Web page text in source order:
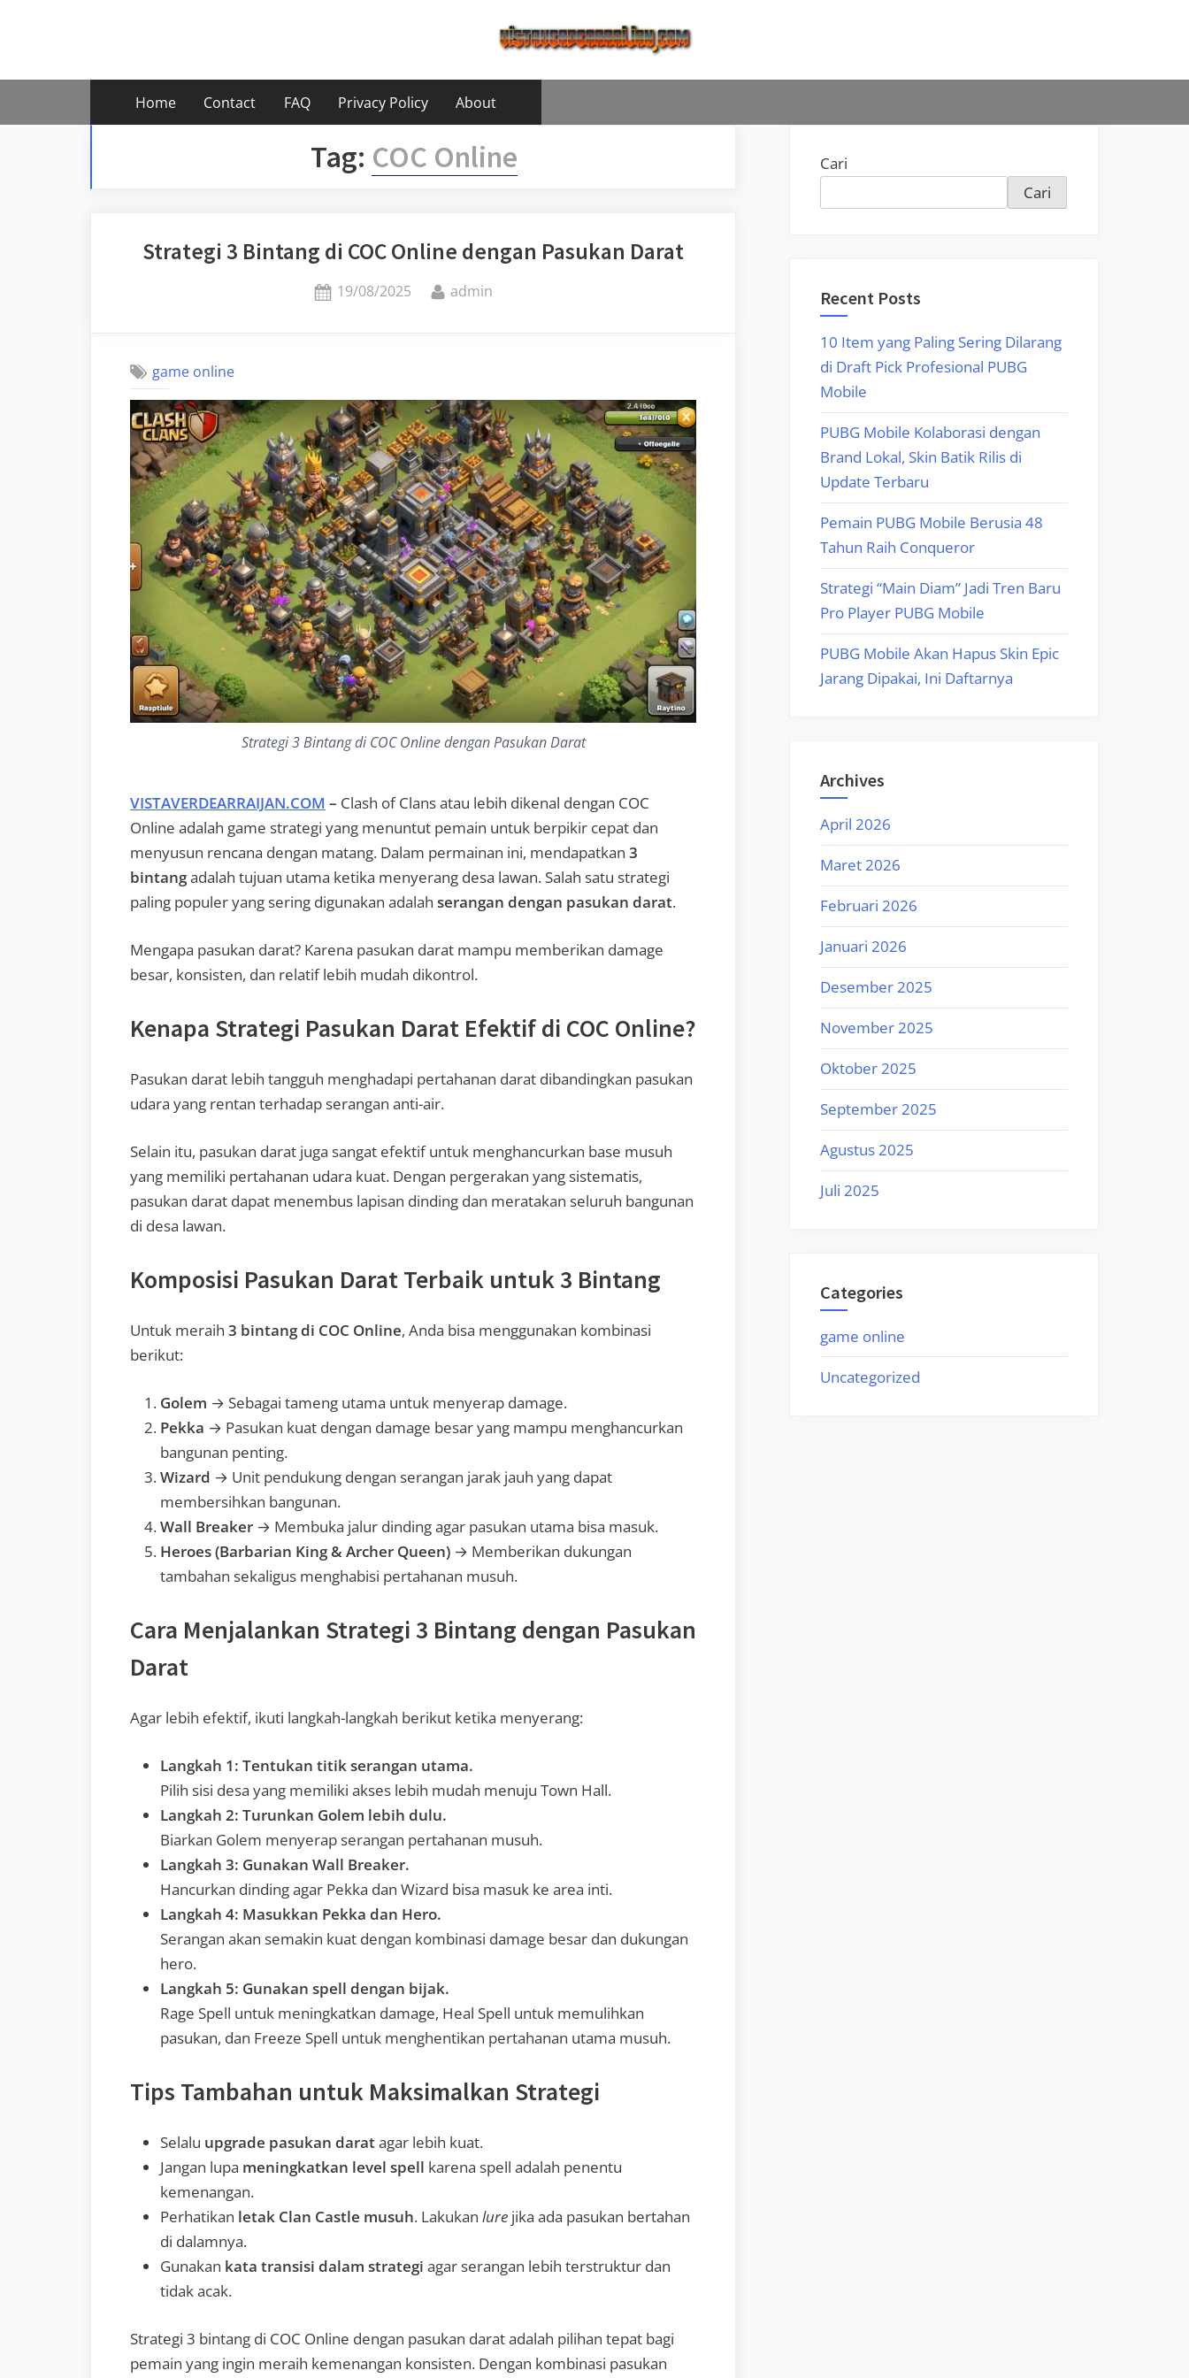
Home Contact FAQ Privacy Policy About
Tag: COC Online
Strategi 3 Bintang di COC Online dengan Pasukan Darat
Posted
19/08/2025 By
admin
game online
Strategi 3 Bintang di COC Online dengan Pasukan Darat
VISTAVERDEARRAIJAN.COM – Clash of Clans atau lebih dikenal dengan COC
Online adalah game strategi yang menuntut pemain untuk berpikir cepat dan
menyusun rencana dengan matang. Dalam permainan ini, mendapatkan 3
bintangadalah tujuan utama ketika menyerang desa lawan. Salah satu strategi
paling populer yang sering digunakan adalah serangan dengan pasukan darat.
Mengapa pasukan darat? Karena pasukan darat mampu memberikan damage
besar, konsisten, dan relatif lebih mudah dikontrol.
Kenapa Strategi Pasukan Darat Efektif di COC Online?
Pasukan darat lebih tangguh menghadapi pertahanan darat dibandingkan pasukan
udara yang rentan terhadap serangan anti-air.
Selain itu, pasukan darat juga sangat efektif untuk menghancurkan base musuh
yang memiliki pertahanan udara kuat. Dengan pergerakan yang sistematis,
pasukan darat dapat menembus lapisan dinding dan meratakan seluruh bangunan
di desa lawan.
Komposisi Pasukan Darat Terbaik untuk 3 Bintang
Untuk meraih 3 bintang di COC Online, Anda bisa menggunakan kombinasi
berikut:
Golem → Sebagai tameng utama untuk menyerap damage.
Pekka → Pasukan kuat dengan damage besar yang mampu menghancurkan
bangunan penting.
Wizard → Unit pendukung dengan serangan jarak jauh yang dapat
membersihkan bangunan.
Wall Breaker → Membuka jalur dinding agar pasukan utama bisa masuk.
Heroes (Barbarian King & Archer Queen) → Memberikan dukungan
tambahan sekaligus menghabisi pertahanan musuh.
Cara Menjalankan Strategi 3 Bintang dengan Pasukan
Darat
Agar lebih efektif, ikuti langkah-langkah berikut ketika menyerang:
Langkah 1: Tentukan titik serangan utama.
Pilih sisi desa yang memiliki akses lebih mudah menuju Town Hall.
Langkah 2: Turunkan Golem lebih dulu.
Biarkan Golem menyerap serangan pertahanan musuh.
Langkah 3: Gunakan Wall Breaker.
Hancurkan dinding agar Pekka dan Wizard bisa masuk ke area inti.
Langkah 4: Masukkan Pekka dan Hero.
Serangan akan semakin kuat dengan kombinasi damage besar dan dukungan
hero.
Langkah 5: Gunakan spell dengan bijak.
Rage Spell untuk meningkatkan damage, Heal Spell untuk memulihkan
pasukan, dan Freeze Spell untuk menghentikan pertahanan utama musuh.
Tips Tambahan untuk Maksimalkan Strategi
Selalu upgrade pasukan daratagar lebih kuat.
Jangan lupa meningkatkan level spell karena spell adalah penentu
kemenangan.
Perhatikan letak Clan Castle musuh. Lakukan lure jika ada pasukan bertahan
di dalamnya.
Gunakan kata transisi dalam strategi agar serangan lebih terstruktur dan
tidak acak.
Strategi 3 bintang di COC Online dengan pasukan darat adalah pilihan tepat bagi
pemain yang ingin meraih kemenangan konsisten. Dengan kombinasi pasukan
Cari
Cari
Recent Posts
10 Item yang Paling Sering Dilarang
di Draft Pick Profesional PUBG
Mobile
PUBG Mobile Kolaborasi dengan
Brand Lokal, Skin Batik Rilis di
Update Terbaru
Pemain PUBG Mobile Berusia 48
Tahun Raih Conqueror
Strategi “Main Diam” Jadi Tren Baru
Pro Player PUBG Mobile
PUBG Mobile Akan Hapus Skin Epic
Jarang Dipakai, Ini Daftarnya
Archives
April 2026
Maret 2026
Februari 2026
Januari 2026
Desember 2025
November 2025
Oktober 2025
September 2025
Agustus 2025
Juli 2025
Categories
game online
Uncategorized